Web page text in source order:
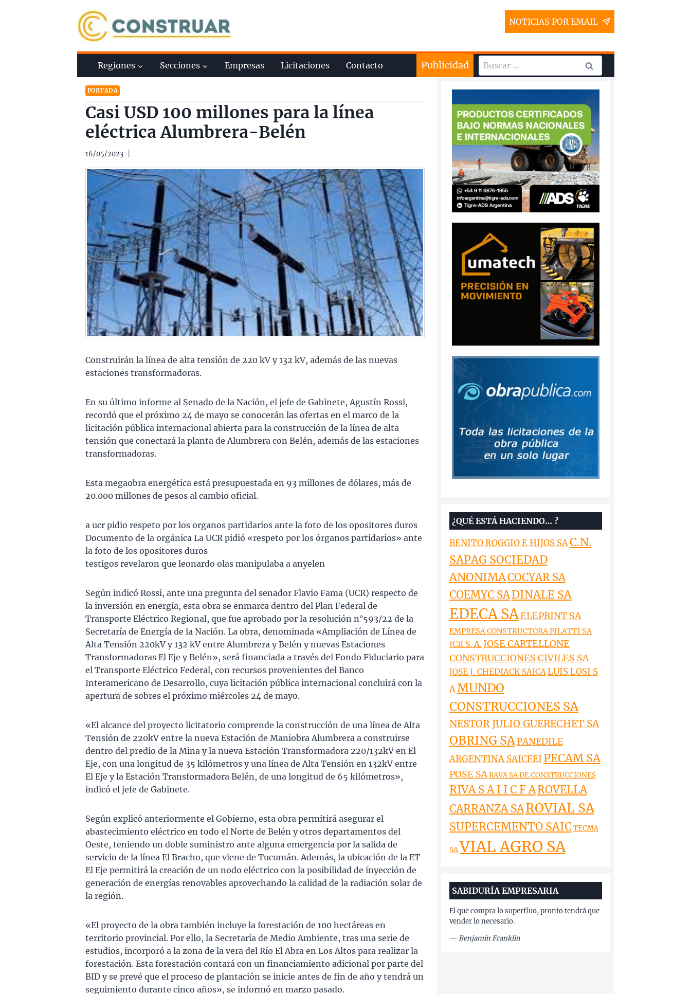
NOTICIAS POR EMAIL
Regiones Secciones Empresas Licitaciones Contacto Publicidad Buscar:
PORTADA
Casi USD 100 millones para la línea
eléctrica Alumbrera-Belén
16/05/2023
Construirán la línea de alta tensión de 220 kV y 132 kV, además de las nuevas
estaciones transformadoras.
En su último informe al Senado de la Nación, el jefe de Gabinete, Agustín Rossi,
recordó que el próximo 24 de mayo se conocerán las ofertas en el marco de la
licitación pública internacional abierta para la construcción de la línea de alta
tensión que conectará la planta de Alumbrera con Belén, además de las estaciones
transformadoras.
Esta megaobra energética está presupuestada en 93 millones de dólares, más de
20.000 millones de pesos al cambio oficial.
a ucr pidio respeto por los organos partidarios ante la foto de los opositores duros
Documento de la orgánica La UCR pidió «respeto por los órganos partidarios» ante
la foto de los opositores duros
testigos revelaron que leonardo olas manipulaba a anyelen
Según indicó Rossi, ante una pregunta del senador Flavio Fama (UCR) respecto de
la inversión en energía, esta obra se enmarca dentro del Plan Federal de
Transporte Eléctrico Regional, que fue aprobado por la resolución n°593/22 de la
Secretaría de Energía de la Nación. La obra, denominada «Ampliación de Línea de
Alta Tensión 220kV y 132 kV entre Alumbrera y Belén y nuevas Estaciones
Transformadoras El Eje y Belén», será financiada a través del Fondo Fiduciario para
el Transporte Eléctrico Federal, con recursos provenientes del Banco
Interamericano de Desarrollo, cuya licitación pública internacional concluirá con la
apertura de sobres el próximo miércoles 24 de mayo.
«El alcance del proyecto licitatorio comprende la construcción de una línea de Alta
Tensión de 220kV entre la nueva Estación de Maniobra Alumbrera a construirse
dentro del predio de la Mina y la nueva Estación Transformadora 220/132kV en El
Eje, con una longitud de 35 kilómetros y una línea de Alta Tensión en 132kV entre
El Eje y la Estación Transformadora Belén, de una longitud de 65 kilómetros»,
indicó el jefe de Gabinete.
Según explicó anteriormente el Gobierno, esta obra permitirá asegurar el
abastecimiento eléctrico en todo el Norte de Belén y otros departamentos del
Oeste, teniendo un doble suministro ante alguna emergencia por la salida de
servicio de la línea El Bracho, que viene de Tucumán. Además, la ubicación de la ET
El Eje permitirá la creación de un nodo eléctrico con la posibilidad de inyección de
generación de energías renovables aprovechando la calidad de la radiación solar de
la región.
«El proyecto de la obra también incluye la forestación de 100 hectáreas en
territorio provincial. Por ello, la Secretaría de Medio Ambiente, tras una serie de
estudios, incorporó a la zona de la vera del Río El Abra en Los Altos para realizar la
forestación. Esta forestación contará con un financiamiento adicional por parte del
BID y se prevé que el proceso de plantación se inicie antes de fin de año y tendrá un
seguimiento durante cinco años», se informó en marzo pasado.
¿QUÉ ESTÁ HACIENDO… ?
BENITO ROGGIO E HIJOS SAC.N.
SAPAG SOCIEDAD
ANONIMACOCYAR SA
COEMYC SADINALE SA
EDECA SAELEPRINT SA
EMPRESA CONSTRUCTORA PILATTI SA
JCR S. A.JOSE CARTELLONE
CONSTRUCCIONES CIVILES SA
JOSE J. CHEDIACK SAICALUIS LOSI S
AMUNDO
CONSTRUCCIONES SA
NESTOR JULIO GUERECHET SA
OBRING SAPANEDILE
ARGENTINA SAICFEI PECAM SA
POSE SARAVA SA DE CONSTRUCCIONES
RIVA S A I I C F AROVELLA
CARRANZA SAROVIAL SA
SUPERCEMENTO SAIC TECMA
SAVIAL AGRO SA
SABIDURÍA EMPRESARIA
El que compra lo superfluo, pronto tendrá que
vender lo necesario.
— Benjamín Franklin